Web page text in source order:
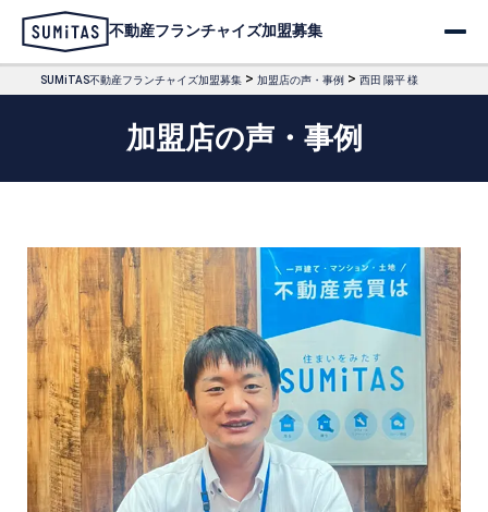
不動産フランチャイズ加盟募集
SUMiTAS不動産フランチャイズ加盟募集 > 加盟店の声・事例 > 西田 陽平 様
加盟店の声・事例